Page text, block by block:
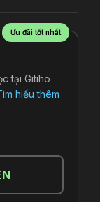
Ưu đãi tốt nhất
tại Gitiho
hiểu thêm